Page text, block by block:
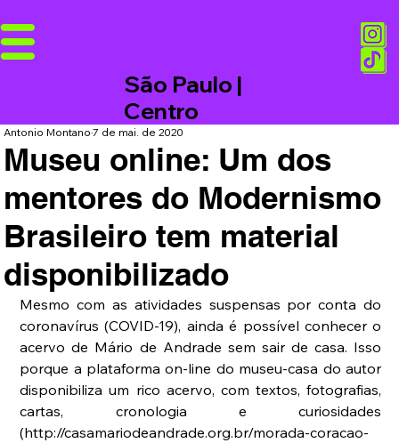
São Paulo |
Centro
Museu online: Um dos
mentores do Modernismo
Brasileiro tem material
disponibilizado
Antonio Montano7 de mai. de 2020
Mesmo com as atividades suspensas por conta do
coronavírus (COVID-19), ainda é possível conhecer o
acervo de Mário de Andrade sem sair de casa. Isso
porque a plataforma on-line do museu-casa do autor
disponibiliza um rico acervo, com textos, fotografias,
cartas, cronologia e curiosidades
(http://casamariodeandrade.org.br/morada-coracao-